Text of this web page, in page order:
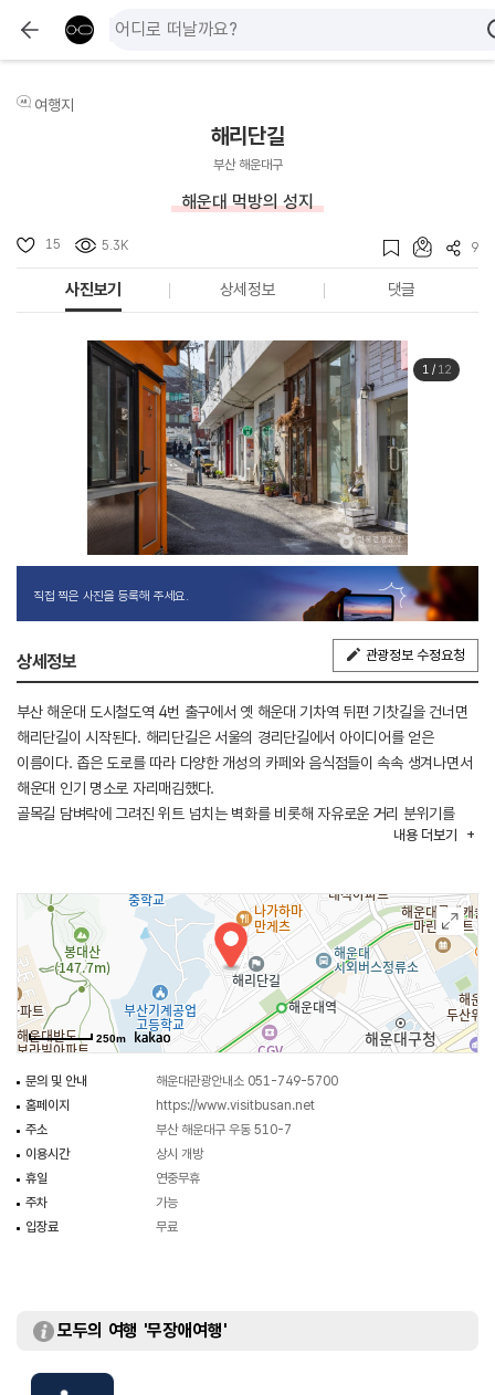
여행지
해리단길
부산 해운대구
해운대 먹방의 성지
15 5.3K 9
사진보기 상세정보 댓글
1/ 12
직접 찍은 사진을 등록해 주세요.
상세정보 관광정보 수정요청
부산 해운대 도시철도역 4번 출구에서 옛 해운대 기차역 뒤편 기찻길을 건너면
해리단길이 시작된다. 해리단길은 서울의 경리단길에서 아이디어를 얻은
이름이다. 좁은 도로를 따라 다양한 개성의 카페와 음식점들이 속속 생겨나면서
해운대 인기 명소로 자리매김했다.
골목길 담벼락에 그려진 위트 넘치는 벽화를 비롯해 자유로운 거리 분위기를
즐길 수 있어 시민들은 물론 관광객들도 일부러 찾아오는 곳이다. 사진 찍기
비정기적으로 열리는 플리마켓 등 다채로운 볼거리가 발길을 끌어모은다.
내용 더보기
250m
문의 및 안내
해운대관광안내소 051-749-5700
홈페이지
https://www.visitbusan.net
주소
부산 해운대구 우동 510-7
이용시간
상시 개방
휴일
연중무휴
주차
가능
입장료
무료
모두의 여행 '무장애여행'